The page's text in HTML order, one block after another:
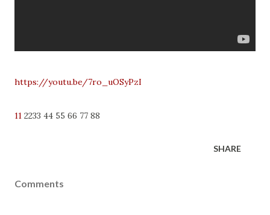
https://youtu.be/7ro_uOSyPzI
11 2233 44 55 66 77 88
SHARE
Comments